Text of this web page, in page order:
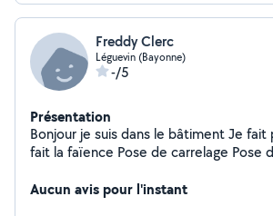
Freddy Clerc
Léguevin (Bayonne)
-/5
Présentation
Bonjour je suis dans le bâtiment Je fait peinture placo Je
fait la faïence
Aucun avis pour l'instant